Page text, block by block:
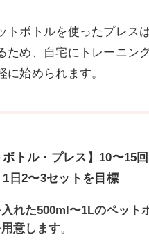
トボトルを使ったプレス
ため、自宅にトレーニン
に始められます。
ボトル・プレス】10〜15
1日2〜3セットを目標
れた500ml〜1Lのペット
意します。